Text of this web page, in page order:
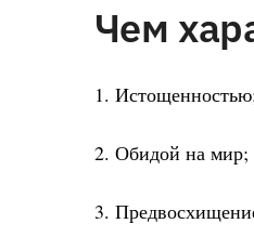
Чем
1.
2. Обидой на мир;
3.